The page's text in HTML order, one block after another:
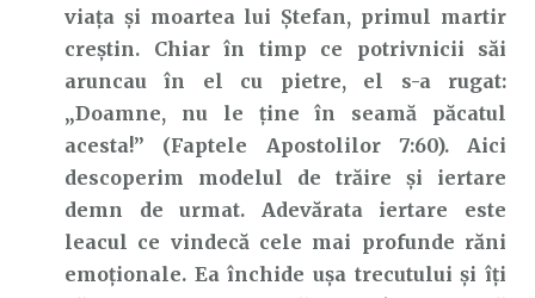
viața și moartea lui Ștefan, primul martir
creștin. Chiar în timp ce potrivnicii săi
aruncau în el cu pietre, el s-a rugat:
„Doamne, nu le ţine în seamă păcatul
acesta!” (Faptele Apostolilor 7:60). Aici
descoperim modelul de trăire și iertare
demn de urmat. Adevărata iertare este
leacul ce vindecă cele mai profunde răni
emoționale. Ea închide ușa trecutului și îți